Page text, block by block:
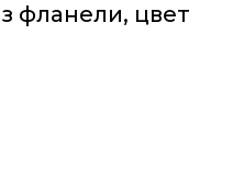
фланели, цвет